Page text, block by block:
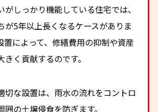
がしっかり機能している住宅では、
が5年以上長くなるケースがありま
置によって、修繕費用の抑制や資産
く貢献するのです。
切な設置は、雨水の流れをコントロ
囲の土壌侵食を防ぎます。